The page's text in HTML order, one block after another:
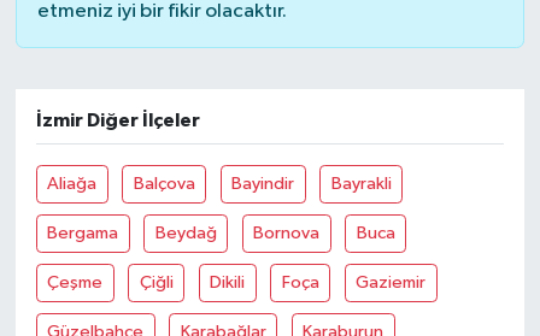
etmeniz iyi bir fikir olacaktır.
İzmir Diğer İlçeler
Aliağa Balçova Bayindir Bayrakli
Bergama Beydağ Bornova Buca
Çeşme Çiğli Dikili Foça Gaziemir
Güzelbahçe Karabağlar Karaburun